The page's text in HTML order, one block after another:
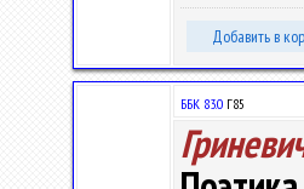
Добавить в
ББК 83.0 Г85